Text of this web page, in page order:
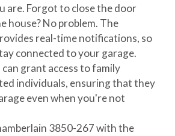
are. Forgot to close the door
house? No problem. The
real-time notifications, so
connected to your garage.
grant access to family
individuals, ensuring that they
even when you're not
3850-267 with the